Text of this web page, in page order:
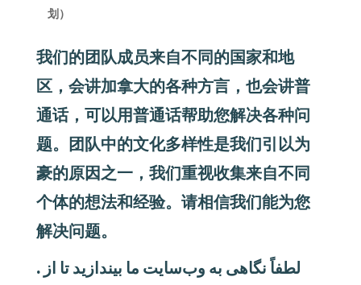
划）
我们的团队成员来自不同的国家和地
区，会讲加拿大的各种方言，也会讲普
通话，可以用普通话帮助您解决各种问
题。团队中的文化多样性是我们引以为
豪的原因之一，我们重视收集来自不同
个体的想法和经验。请相信我们能为您
解决问题。
. لطفاً نگاهی به وب‌سایت ما بیندازید تا از